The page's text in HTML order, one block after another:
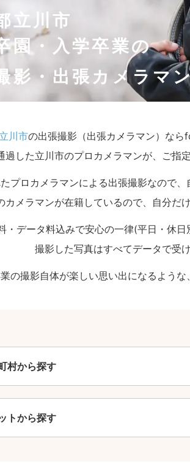
立川市
園・入学卒業の
影・出張カメラマ
川市の出張撮影（出張カメラマン）なら
過した立川市のプロカメラマンが、ご指
プロカメラマンによる出張撮影なので、
カメラマンが在籍しているので、自分だ
・データ料込みで安心の一律(平日・休
撮影した写真はすべてデータで受け
の撮影自体が楽しい思い出になるような
村から探す
トから探す